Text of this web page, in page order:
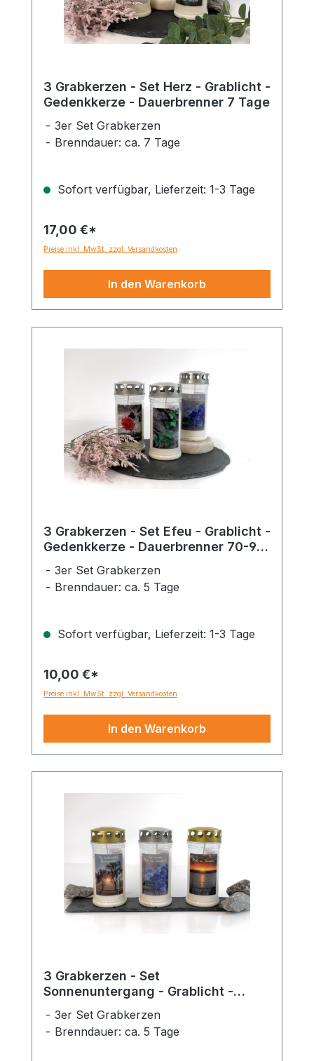
3 Grabkerzen - Set Herz - Grablicht -
Gedenkkerze - Dauerbrenner 7 Tage
3er Set Grabkerzen
Brenndauer: ca. 7 Tage
Sofort verfügbar, Lieferzeit: 1-3 Tage
17,00 €*
Preise inkl. MwSt. zzgl. Versandkosten
In den Warenkorb
3 Grabkerzen - Set Efeu - Grablicht -
Gedenkkerze - Dauerbrenner 70-90
3er Set Grabkerzen
Brenndauer: ca. 5 Tage
Sofort verfügbar, Lieferzeit: 1-3 Tage
10,00 €*
Preise inkl. MwSt. zzgl. Versandkosten
In den Warenkorb
3 Grabkerzen - Set
Sonnenuntergang - Grablicht -
Std.
3er Set Grabkerzen
Brenndauer: ca. 5 Tage